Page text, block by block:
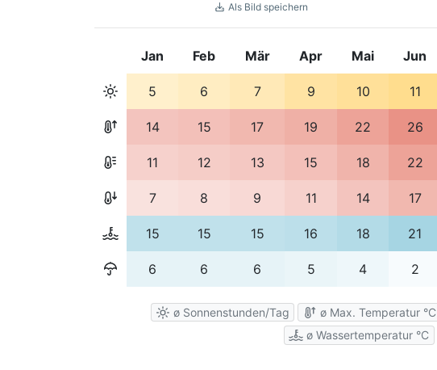
Als Bild speichern
Jan Feb Mär Apr Mai Jun
5 6 7 9 10 11
14 15 17 19 22 26
11 12 13 15 18 22
7 8 9 11 14 17
15 15 15 16 18 21
6 6 6 5 4 2
ø Sonnenstunden/Tag ø Max. Temperatur °C
ø Wassertemperatur °C